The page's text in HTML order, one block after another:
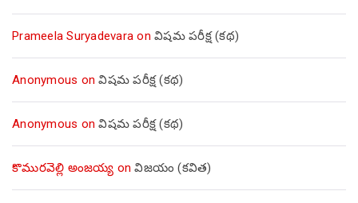
Prameela Suryadevara on విషమ పరీక్ష (క‌థ‌)
Anonymous onవిషమ పరీక్ష (క‌థ‌)
Anonymous onవిషమ పరీక్ష (క‌థ‌)
కొమురవెల్లి అంజయ్య onవిజయం (కవిత)